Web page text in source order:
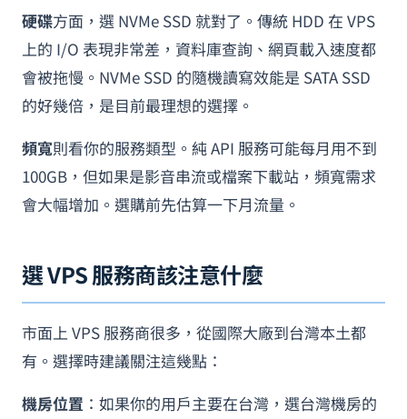
硬碟方面，選 NVMe SSD 就對了。傳統 HDD 在 VPS
上的 I/O 表現非常差，資料庫查詢、網頁載入速度都
會被拖慢。NVMe SSD 的隨機讀寫效能是 SATA SSD
的好幾倍，是目前最理想的選擇。
頻寬則看你的服務類型。純 API 服務可能每月用不到
100GB，但如果是影音串流或檔案下載站，頻寬需求
會大幅增加。選購前先估算一下月流量。
選 VPS 服務商該注意什麼
市面上 VPS 服務商很多，從國際大廠到台灣本土都
有。選擇時建議關注這幾點：
機房位置 ：如果你的用戶主要在台灣，選台灣機房的